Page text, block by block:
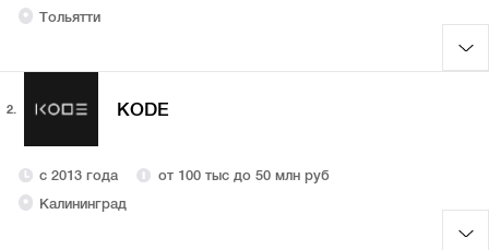
Тольятти
2. KODE
с 2013 года
от 100 тыс до 50 млн руб
Калининград